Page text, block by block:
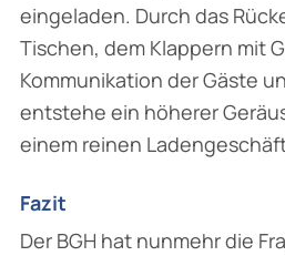
eingeladen. Durch das
Tischen, dem Klappern mit
Kommunika­tion der Gäste
entstehe ein höherer
einem reinen
Fazit
Der BGH hat nunmehr die